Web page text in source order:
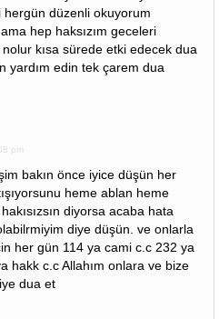
hergün düzenli okuyorum
hep haksızım geceleri
kısa sürede etki edecek dua
yardım edin tek çarem dua
pm
bakın önce iyice düşün her
heme ablan heme
diyorsa acaba hata
diye düşün. ve onlarla
her gün 114 ya cami c.c 232 ya
hakk c.c Allahım onlara ve bize
dua et